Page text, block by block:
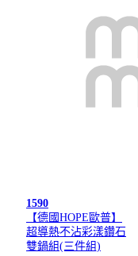
1590
【德國HOPE歐普】
超導熱不沾彩漾鑽石
雙鍋組(三件組)